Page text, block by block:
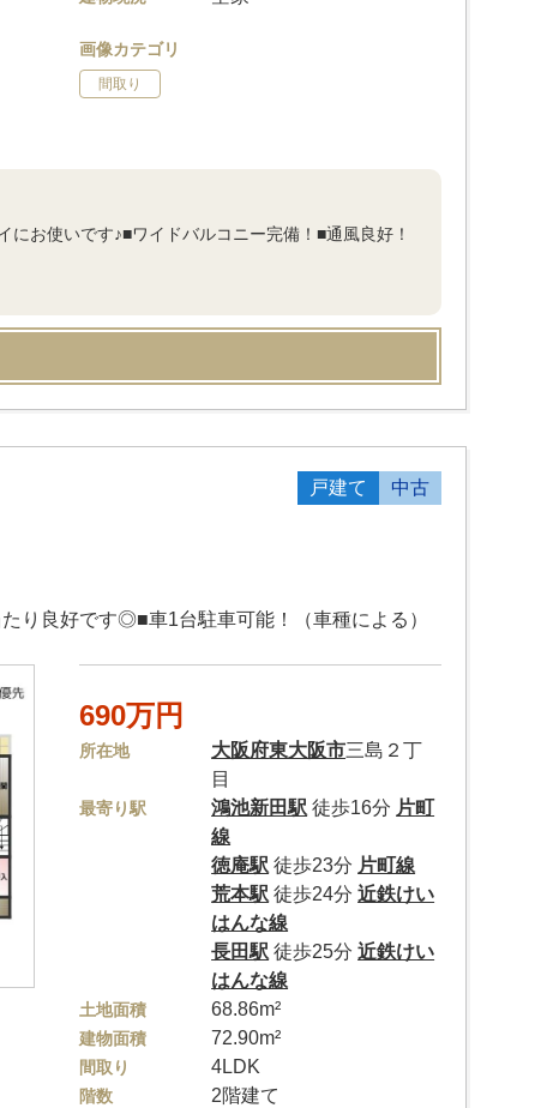
画像カテゴリ
間取り
お使いです♪■ワイドバルコニー完備！■通風良好！
戸建て 中古
り良好です◎■車1台駐車可能！（車種による）
690万円
所在地 大阪府東大阪市三島２丁
目
最寄り駅 鴻池新田駅 徒歩16分 片町
線
徳庵駅 徒歩23分 片町線
荒本駅 徒歩24分近鉄けい
はんな線
長田駅 徒歩25分近鉄けい
はんな線
土地面積 68.86m²
建物面積 72.90m²
間取り 4LDK
階数 2階建て